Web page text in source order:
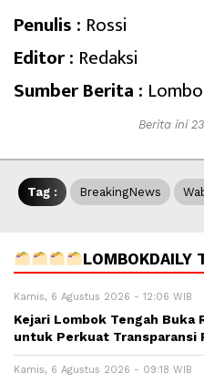
Penulis : Rossi
Editor : Redaksi
Sumber Berita :
Berita ini
Tag : BreakingNews
LOMBOKDAILY
Kamis, 6 Agustus 2026 - 12:06 WIB
Kejari Lombok Tengah Buka
untuk Perkuat Transparansi
Kamis, 6 Agustus 2026 - 09:18 WIB